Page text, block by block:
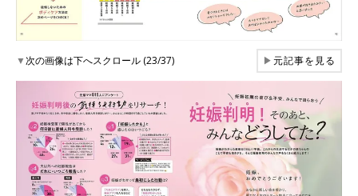
▼次の画像は下へスクロール (23/37) ▶元記事を見る